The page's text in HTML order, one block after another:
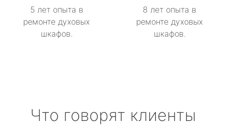
5 лет опыта в
ремонте духовых
шкафов.
8 лет опыта в
ремонте духовых
шкафов.
Что говорят клиенты